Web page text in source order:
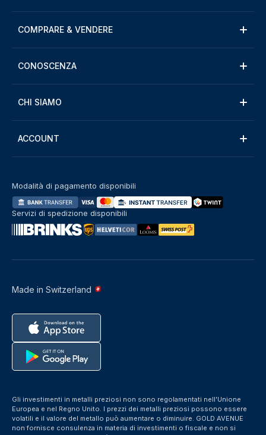
COMPRARE & VENDERE
CONOSCENZA
CHI SIAMO
ACCOUNT
Made in Switzerland
Modalità di pagamento disponibili
Servizi di spedizione disponibili
Gli investimenti in metalli preziosi non sono regolamentati nell'Unione
Europea e nel Regno Unito. I prezzi dei metalli preziosi possono essere
volatili e il valore del metallo può aumentare o diminuire. GOLD AVENUE
non fornisce consulenza in materia di investimenti o fiscale e non si